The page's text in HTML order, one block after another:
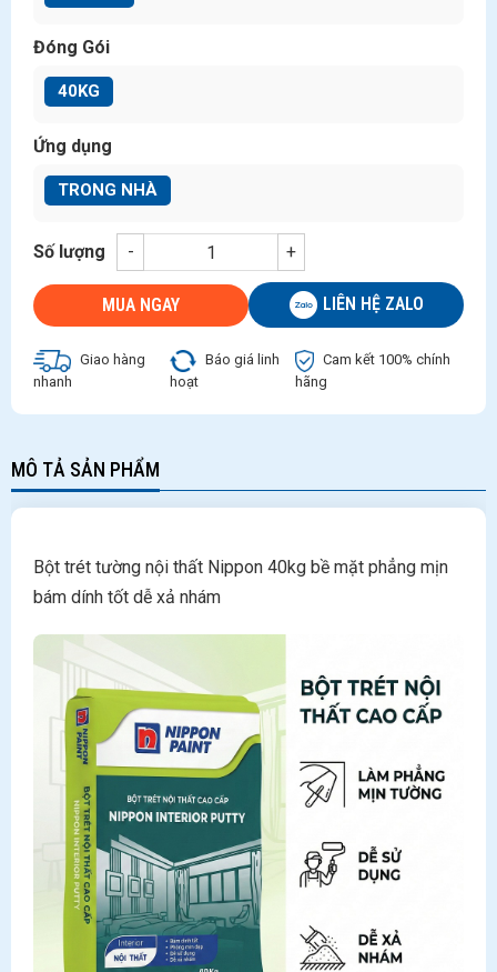
Đóng Gói
40KG
Ứng dụng
TRONG NHÀ
Số lượng - +
MUA NGAY LIÊN HỆ ZALO
Giao hàng
nhanh
Báo giá linh
hoạt
Cam kết 100% chính
hãng
MÔ TẢ SẢN PHẨM
Bột trét tường nội thất Nippon 40kg bề mặt phẳng mịn
bám dính tốt dễ xả nhám